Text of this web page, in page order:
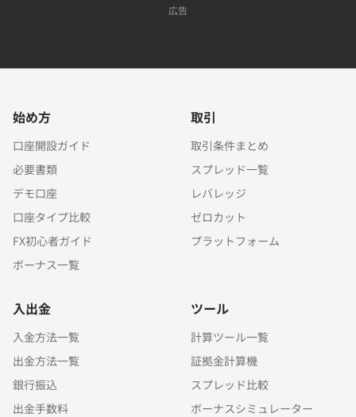
広告
始め方
口座開設ガイド
必要書類
デモ口座
口座タイプ比較
FX初心者ガイド
ボーナス一覧
取引
取引条件まとめ
スプレッド一覧
レバレッジ
ゼロカット
プラットフォーム
入出金
入金方法一覧
出金方法一覧
銀行振込
出金手数料
ツール
計算ツール一覧
証拠金計算機
スプレッド比較
ボーナスシミュレーター